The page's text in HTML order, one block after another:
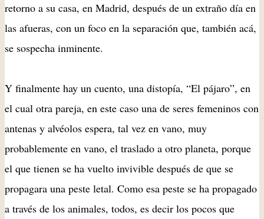
retorno a su casa, en Madrid, después de un extraño día en
las afueras, con un foco en la separación que, también acá,
se sospecha inminente.
Y finalmente hay un cuento, una distopía, “El pájaro”, en
el cual otra pareja, en este caso una de seres femeninos con
antenas y alvéolos espera, tal vez en vano, muy
probablemente en vano, el traslado a otro planeta, porque
el que tienen se ha vuelto invivible después de que se
propagara una peste letal. Como esa peste se ha propagado
a través de los animales, todos, es decir los pocos que